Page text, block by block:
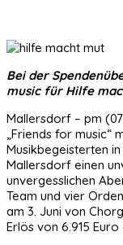
Bei der
music für Hilfe
Mallersdorf – pm
„Friends for music“
Musikbegeisterten
Mallersdorf einen
unvergesslichen
Team und vier
am 3. Juni von
Erlös von 6.915